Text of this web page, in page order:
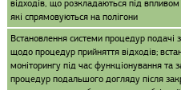
відходів, що розкладаються під впливом
які спрямовуються на полігони
Встановлення системи процедур подачі
щодо процедур прийняття відходів;
моніторингу під час функціонування та
процедур подальшого догляду після